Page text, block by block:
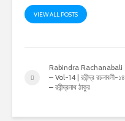
VIEW ALL POSTS
Rabindra Rachanabali
– Vol-14 | রবীন্দ্র রচনাবলী-১৪
– রবীন্দ্রনাথ ঠাকুর